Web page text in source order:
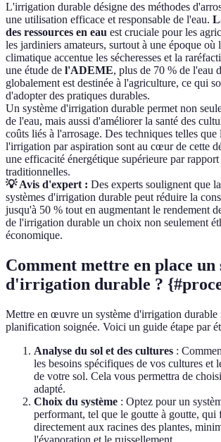
L'irrigation durable désigne des méthodes
une utilisation efficace et responsable de l'eau.
des ressources en eau est cruciale pour les
les jardiniers amateurs, surtout à une époque où
climatique accentue les sécheresses et la
une étude de l'ADEME, plus de 70 % de l'eau
globalement est destinée à l'agriculture, ce qui
d'adopter des pratiques durables.
Un système d'irrigation durable permet non
de l'eau, mais aussi d'améliorer la santé des
coûts liés à l'arrosage. Des techniques telles
l'irrigation par aspiration sont au cœur de cette
une efficacité énergétique supérieure par
traditionnelles.
💡 Avis d'expert : Des experts soulignent que
systèmes d'irrigation durable peut réduire la
jusqu'à 50 % tout en augmentant le rendement
de l'irrigation durable un choix non seulement
économique.
Comment mettre en place un
d'irrigation durable ?
Mettre en œuvre un système d'irrigation durable
planification soignée. Voici un guide étape par
Analyse du sol et des cultures :
les besoins spécifiques de vos cultures et
de votre sol. Cela vous permettra de
adapté.
Choix du système : Optez pour un
performant, tel que le goutte à goutte, qui
directement aux racines des plantes,
l'évaporation et le ruissellement.